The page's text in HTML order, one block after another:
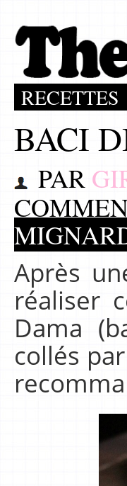
RECETTES
BACI
PAR
Après
réaliser
Dama
collés